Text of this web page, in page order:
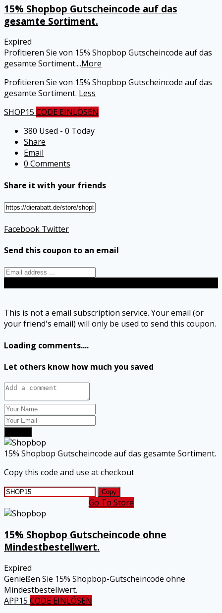
15% Shopbop Gutscheincode auf das
gesamte Sortiment.
Expired
Profitieren Sie von 15% Shopbop Gutscheincode auf das
gesamte Sortiment....More
Profitieren Sie von 15% Shopbop Gutscheincode auf das
gesamte Sortiment. Less
SHOP15 CODE EINLÖSEN
380 Used - 0 Today
Share
Email
0 Comments
Share it with your friends
Facebook Twitter
Send this coupon to an email
This is not a email subscription service. Your email (or
your friend's email) will only be used to send this coupon.
Loading comments....
Let others know how much you saved
15% Shopbop Gutscheincode auf das gesamte Sortiment.
Copy this code and use at checkout
Copy
Go To Store
15% Shopbop Gutscheincode ohne
Mindestbestellwert.
Expired
Genießen Sie 15% Shopbop-Gutscheincode ohne
Mindestbestellwert.
APP15 CODE EINLÖSEN